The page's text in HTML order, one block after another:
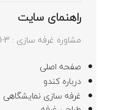
راهنمای سایت
مشاوره غرفه سازی : 3-44962501_09125835953
صفحه اصلی
درباره کندو
غرفه سازی نمایشگاهی